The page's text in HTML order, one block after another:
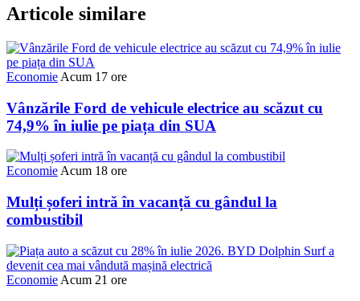
Articole similare
Economie Acum 17 ore
Vânzările Ford de vehicule electrice au scăzut cu
74,9% în iulie pe piața din SUA
EconomieAcum 18 ore
Mulți șoferi intră în vacanță cu gândul la
combustibil
Economie Acum 21 ore